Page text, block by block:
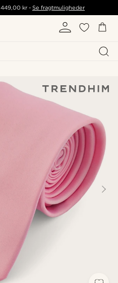
449,00 kr- Se fragtmuligheder